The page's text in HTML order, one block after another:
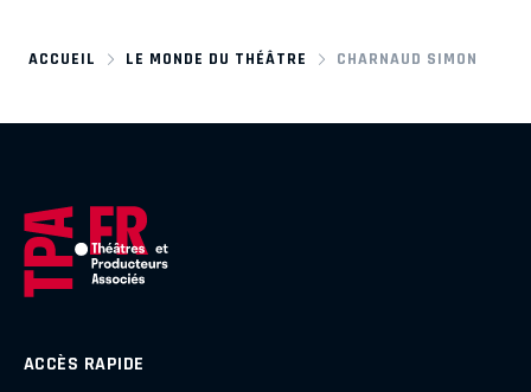
ACCUEIL LE MONDE DU THÉÂTRE CHARNAUD SIMON
ACCÈS RAPIDE